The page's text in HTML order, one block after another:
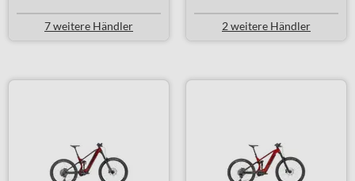
7 weitere Händler 2 weitere Händler